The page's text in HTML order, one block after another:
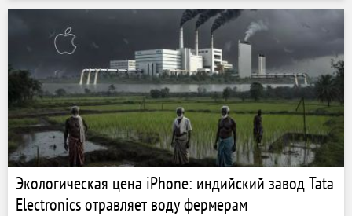
Экологическая цена iPhone: индийский завод Tata
Electronics отравляет воду фермерам